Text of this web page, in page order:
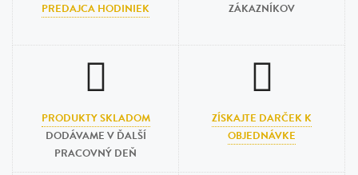
PREDAJCA HODINIEK
ZÁKAZNÍKOV
PRODUKTY SKLADOM
DODÁVAME V ĎALŠÍ
PRACOVNÝ DEŇ
ZÍSKAJTE DARČEK K
OBJEDNÁVKE